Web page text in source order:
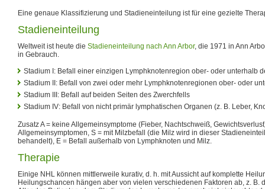
Eine genaue Klassifizierung und Stadieneinteilung ist für eine gezielte
Stadieneinteilung
Weltweit ist heute die Stadieneinteilung nach Ann Arbor, die 1971 in Ann
in Gebrauch.
Stadium I: Befall einer einzigen Lymphknotenregion ober- oder unterhalb
Stadium II: Befall von zwei oder mehr Lymphknotenregionen ober- oder
Stadium III: Befall auf beiden Seiten des Zwerchfells
Stadium IV: Befall von nicht primär lymphatischen Organen (z. B. Leber,
Zusatz A = keine Allgemeinsymptome (Fieber, Nachtschweiß,
Allgemeinsymptomen, S = mit Milzbefall (die Milz wird in dieser
behandelt), E = Befall außerhalb von Lymphknoten und Milz.
Therapie
Einige NHL können mittlerweile kurativ, d. h. mit Aussicht auf komplette
Heilungschancen hängen aber von vielen verschiedenen Faktoren ab, z. B.